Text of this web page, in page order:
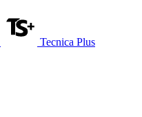
Tecnica Plus